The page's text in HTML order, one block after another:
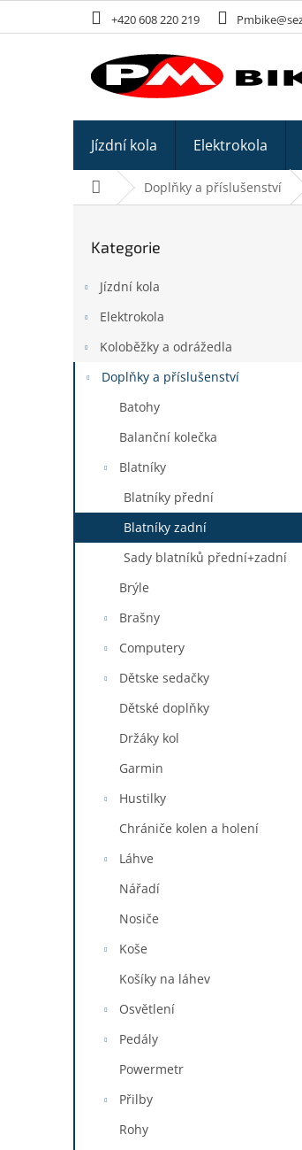
+420 608 220 219
Jízdní kola Elektrokola
Domů Doplňky a příslušenství
Přeskočit
Kategorie
Jízdní kola
Elektrokola
Koloběžky a odrážedla
Doplňky a příslušenství
Batohy
Balanční kolečka
Blatníky
Blatníky přední
Blatníky zadní
Sady blatníků přední+zadní
Brýle
Brašny
Computery
Dětske sedačky
Dětské doplňky
Držáky kol
Garmin
Hustilky
Chrániče kolen a holení
Láhve
Nářadí
Nosiče
Koše
Košíky na láhev
Osvětlení
Pedály
Powermetr
Přilby
Rohy